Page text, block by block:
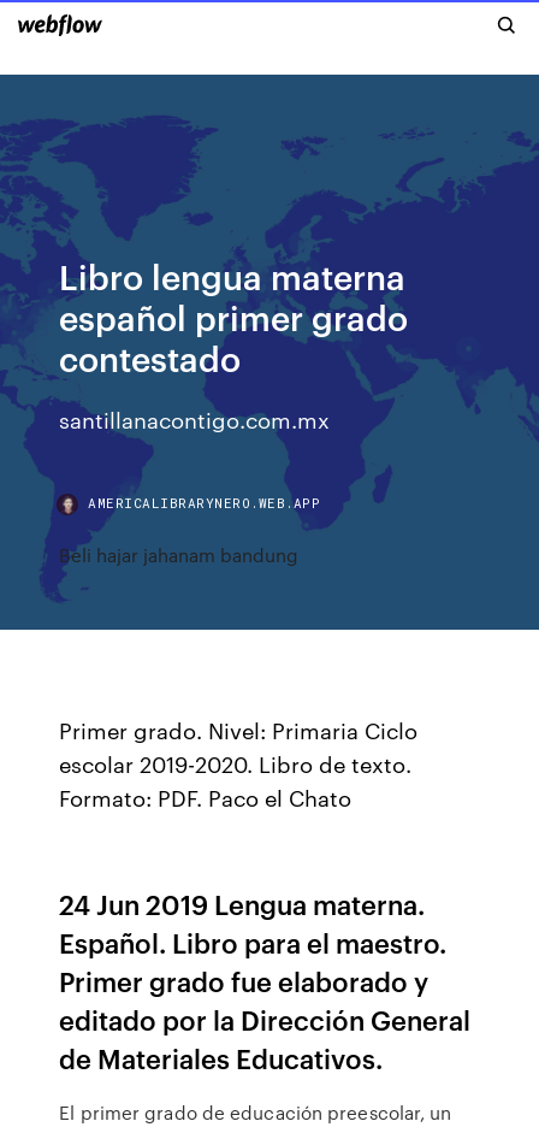
Libro lengua materna
español primer grado
contestado
santillanacontigo.com.mx
AMERICALIBRARYNERO.WEB.APP
Beli hajar jahanam bandung
Primer grado. Nivel: Primaria Ciclo
escolar 2019-2020. Libro de texto.
Formato: PDF. Paco el Chato
24 Jun 2019 Lengua materna.
Español. Libro para el maestro.
Primer grado fue elaborado y
editado por la Dirección General
de Materiales Educativos.
El primer grado de educación preescolar, un